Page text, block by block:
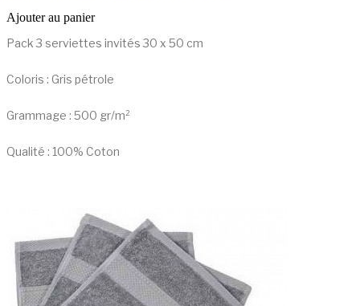
Ajouter au panier
Pack 3 serviettes invités 30 x 50 cm
Coloris : Gris pétrole
Grammage : 500 gr/m²
Qualité : 100% Coton